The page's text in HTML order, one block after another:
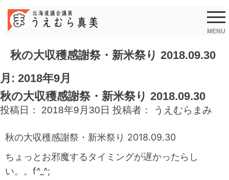
content
MENU
秋の大収穫感謝祭・新米祭り 2018.09.30
月: 2018年9月
秋の大収穫感謝祭・新米祭り 2018.09.30
投稿日： 2018年9月30日 投稿者： うえむらまみ
秋の大収穫感謝祭・新米祭り 2018.09.30
ちょっとお邪魔するタイミングが遅かったらし
い。。f^_^;